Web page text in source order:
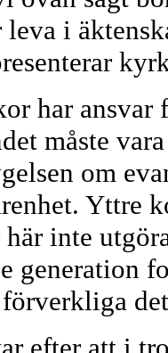
i
har
måste
om
Yttre
här inte
generation